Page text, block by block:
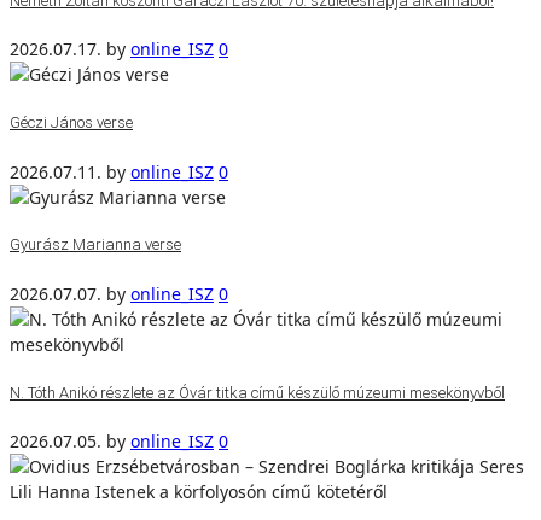
2026.07.17. by online_ISZ 0
Géczi János verse
2026.07.11. by online_ISZ 0
Gyurász Marianna verse
2026.07.07. by online_ISZ 0
N. Tóth Anikó részlete az Óvár titka című készülő múzeumi mesekönyvből
2026.07.05. by online_ISZ 0